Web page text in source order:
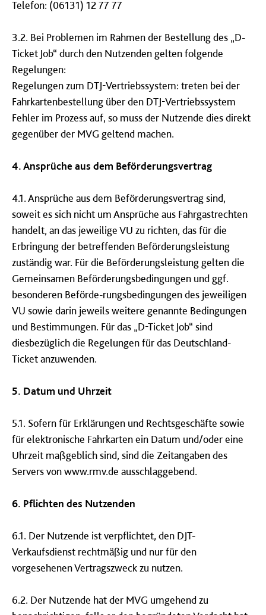
Telefon: (06131) 12 77 77
3.2. Bei Problemen im Rahmen der Bestellung des „D-
Ticket Job“ durch den Nutzenden gelten folgende
Regelungen:
Regelungen zum DTJ-Vertriebssystem: treten bei der
Fahrkartenbestellung über den DTJ-Vertriebssystem
Fehler im Prozess auf, so muss der Nutzende dies direkt
gegenüber der MVG geltend machen.
4. Ansprüche aus dem Beförderungsvertrag
4.1. Ansprüche aus dem Beförderungsvertrag sind,
soweit es sich nicht um Ansprüche aus Fahrgastrechten
handelt, an das jeweilige VU zu richten, das für die
Erbringung der betreffenden Beförderungsleistung
zuständig war. Für die Beförderungsleistung gelten die
Gemeinsamen Beförderungsbedingungen und ggf.
besonderen Beförde-rungsbedingungen des jeweiligen
VU sowie darin jeweils weitere genannte Bedingungen
und Bestimmungen. Für das „D-Ticket Job“ sind
diesbezüglich die Regelungen für das Deutschland-
Ticket anzuwenden.
5. Datum und Uhrzeit
5.1. Sofern für Erklärungen und Rechtsgeschäfte sowie
für elektronische Fahrkarten ein Datum und/oder eine
Uhrzeit maßgeblich sind, sind die Zeitangaben des
Servers von www.rmv.de ausschlaggebend.
6. Pflichten des Nutzenden
6.1. Der Nutzende ist verpflichtet, den DJT-
Verkaufsdienst rechtmäßig und nur für den
vorgesehenen Vertragszweck zu nutzen.
6.2. Der Nutzende hat der MVG umgehend zu